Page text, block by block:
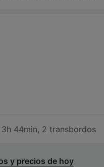
3h 44min, 2 transbordos
y precios de hoy